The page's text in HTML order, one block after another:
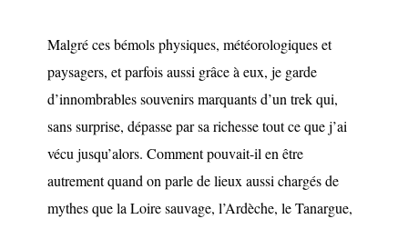
Malgré ces bémols physiques, météorologiques et
paysagers, et parfois aussi grâce à eux, je garde
d’innombrables souvenirs marquants d’un trek qui,
sans surprise, dépasse par sa richesse tout ce que j’ai
vécu jusqu’alors. Comment pouvait-il en être
autrement quand on parle de lieux aussi chargés de
mythes que la Loire sauvage, l’Ardèche, le Tanargue,